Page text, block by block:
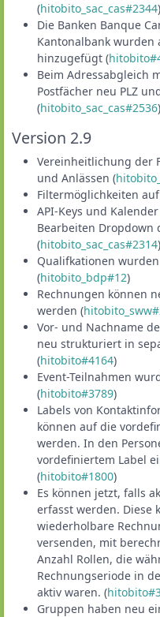
(hitobito_sac_cas#2344)
Die Banken Banque
Kantonalbank wurden
hinzugefügt (
Beim Adressabgleich
Postfächer neu PLZ
(hitobito_sac_cas#2536)
Version 2.9
Vereinheitlichung der
und Anlässen (
Filtermöglichkeiten
API-Keys und
Bearbeiten Dropdown
(hitobito_sac_cas#2314)
Qualifkationen
(hitobito_bdp#12)
Rechnungen können
werden (
Vor- und Nachname
neu strukturiert in
(hitobito#4164)
Event-Teilnahmen
(hitobito#3789)
Labels von
können auf die
werden. In den
vordefiniertem Label
(hitobito#1800)
Es können jetzt, falls
erfasst werden. Diese
wiederholbare
versenden, mit
Anzahl Rollen, die
Rechnungseriode in
aktiv waren. (
Gruppen haben neu